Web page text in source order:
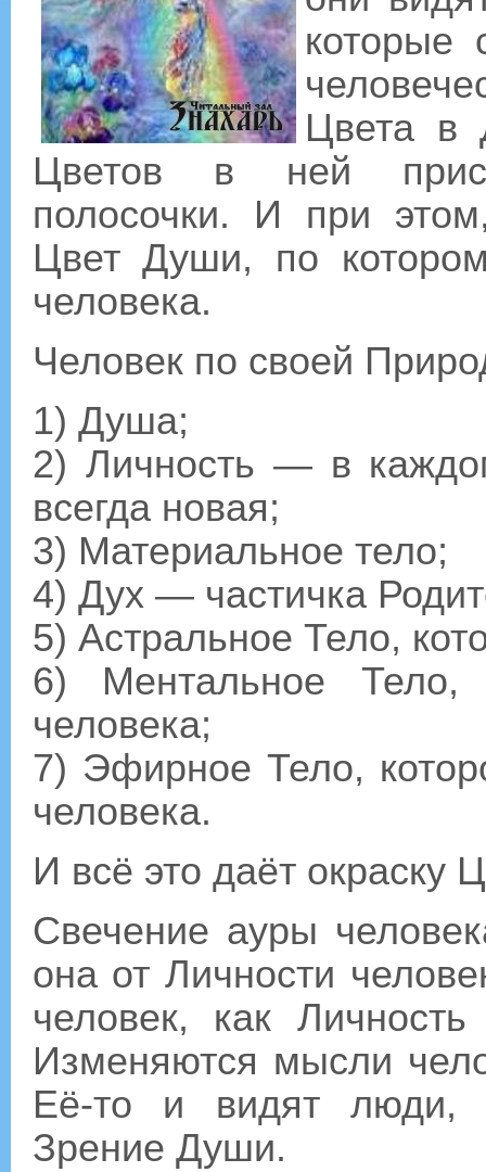
которые
Цвета в
Цветов в ней
полосочки. И при
Цвет Души, по
человека.
Человек по своей
1) Душа;
2) Личность — в
всегда новая;
3) Материальное тело;
4) Дух — частичка
5) Астральное Тело,
6) Ментальное
человека;
7) Эфирное Тело,
человека.
И всё это даёт окраску
Свечение ауры
она от Личности
человек, как
Изменяются мысли
Её-то и видят
Зрение Души.